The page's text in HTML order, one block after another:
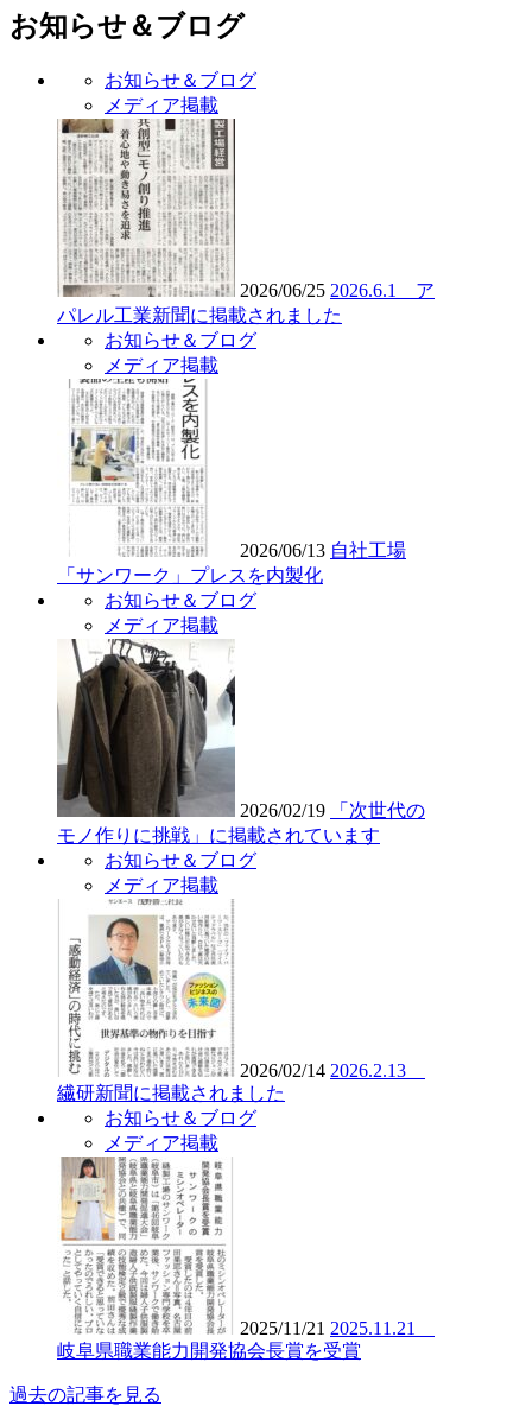
お知らせ＆ブログ
お知らせ＆ブログ
メディア掲載
2026/06/25 2026.6.1 ア
パレル工業新聞に掲載されました
お知らせ＆ブログ
メディア掲載
2026/06/13 自社工場
「サンワーク」プレスを内製化
お知らせ＆ブログ
メディア掲載
2026/02/19
「次世代の
モノ作りに挑戦」に掲載されています
お知らせ＆ブログ
メディア掲載
2026/02/14 2026.2.13
繊研新聞に掲載されました
お知らせ＆ブログ
メディア掲載
2025/11/21 2025.11.21
岐阜県職業能力開発協会長賞を受賞
過去の記事を見る